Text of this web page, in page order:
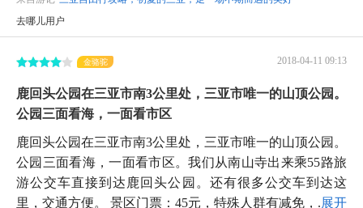
去哪儿用户
2018-04-11 09:13
金骆驼
鹿回头公园在三亚市南3公里处，三亚市唯一的山顶公园。
公园三面看海，一面看市区
鹿回头公园在三亚市南3公里处，三亚市唯一的山顶公园。
公园三面看海，一面看市区。我们从南山寺出来乘55路旅
游公交车直接到达鹿回头公园。还有很多公交车到达这
里，交通方便。 景区门票：45元，特殊人群有减免，...展开